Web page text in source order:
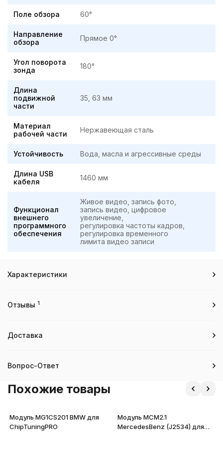
Поле обзора 60°
Направление
обзора
Прямое 0°
Угол поворота
зонда
180°
Длина
подвижной
части
35, 63 мм
Материал
рабочей части
Нержавеющая сталь
Устойчивость Вода, масла и агрессивные среды
Длина USB
кабеля
1460 мм
Функционал
внешнего
программного
обеспечения
Живое видео, запись фото,
запись видео, цифровое
увеличение,
регулировка частоты кадров,
регулировка временного
лимита видео записи
Характеристики
Отзывы 1
Доставка
Вопрос-Ответ
Похожие товары
Модуль MG1CS201 BMW для
ChipTuningPRO
Модуль MCM2.1
MercedesBenz (J2534) для